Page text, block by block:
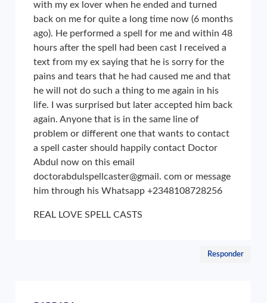
with my ex lover when he ended and turned
back on me for quite a long time now (6 months
ago). He performed a spell for me and within 48
hours after the spell had been cast I received a
text from my ex saying that he is sorry for the
pains and tears that he had caused me and that
he will not do such a thing to me again in his
life. I was surprised but later accepted him back
again. Anyone that is in the same line of
problem or different one that wants to contact
a spell caster should happily contact Doctor
Abdul now on this email
doctorabdulspellcaster@gmail. com or message
him through his Whatsapp +2348108728256
REAL LOVE SPELL CASTS
Responder